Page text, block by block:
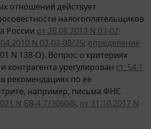
отношений действует
налогоплательщиков
России от 26.08.2013 N 03-02-
N 03-02-08/25; определение
N 138-О). Вопрос о критериях
контрагента урегулирован ст. 54.1
рекомендациях по ее
например, письма ФНС
N БВ-4-7/3060@, от 31.10.2017 N